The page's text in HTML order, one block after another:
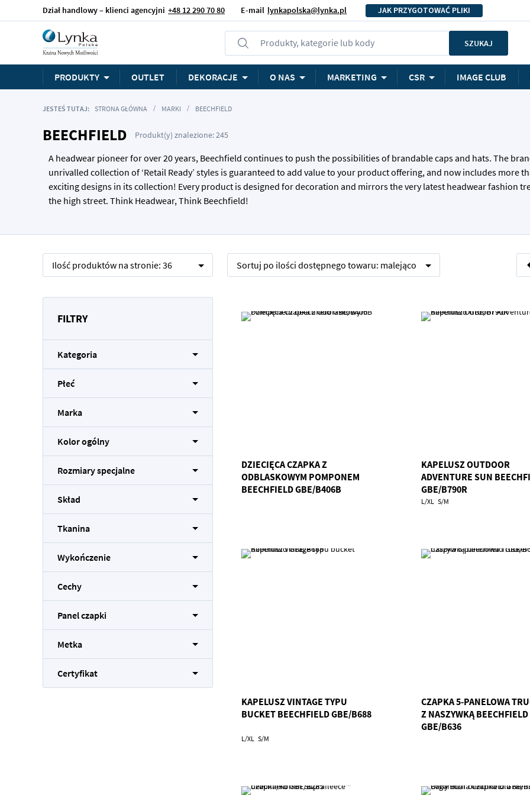
Dział handlowy – klienci agencyjni +48 12 290 70 80 E-mail lynkapolska@lynka.pl JAK PRZYGOTOWAĆ PLIKI
Produkty, kategorie lub kody SZUKAJ
PRODUKTY OUTLET DEKORACJE O NAS MARKETING CSR IMAGE CLUB
JESTEŚ TUTAJ: STRONA GŁÓWNA MARKI BEECHFIELD
BEECHFIELD Produkt(y) znalezione: 245
A headwear pioneer for over 20 years, Beechfield continues to push the possibilities of brandable caps and hats. The
unrivalled collection of ‘Retail Ready’ styles is guaranteed to add value to your product offering, and now includes more
exciting designs in its collection! Every product is designed for decoration and mirrors the very latest headwear fashion
the high street. Think Headwear, Think Beechfield!
Ilość produktów na stronie: 36 Sortuj po ilości dostępnego towaru: malejąco
DZIECIĘCA CZAPKA Z
ODBLASKOWYM POMPONEM
BEECHFIELD GBE/B406B
KAPELUSZ OUTDOOR
ADVENTURE SUN
GBE/B790R
L/XL S/M
KAPELUSZ VINTAGE TYPU
BUCKET BEECHFIELD GBE/B688
L/XL S/M
CZAPKA 5-PANELOWA
Z NASZYWKĄ BEECHFIELD
GBE/B636
FILTRY
Kategoria
Płeć
Marka
Kolor ogólny
Rozmiary specjalne
Skład
Tkanina
Wykończenie
Cechy
Panel czapki
Metka
Certyfikat